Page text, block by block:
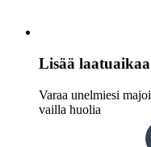
Lisää laatuaikaa
Varaa unelmiesi
vailla huolia